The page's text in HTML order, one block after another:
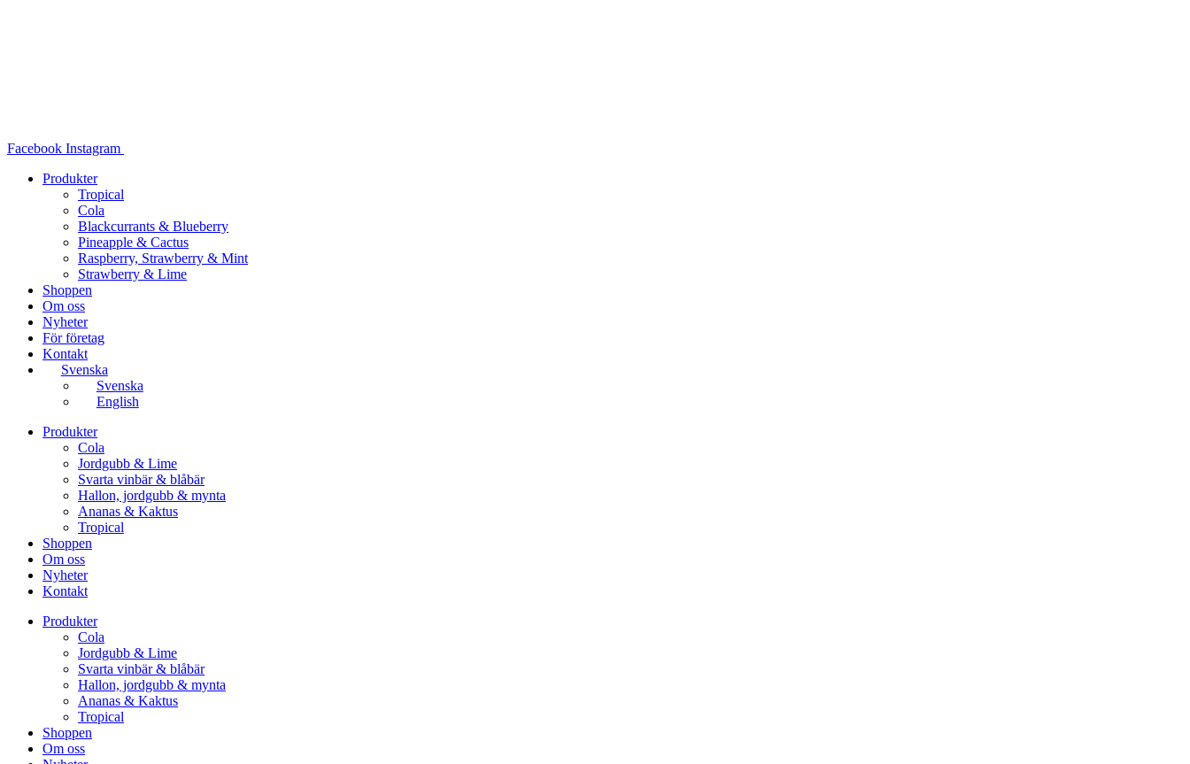
Facebook Instagram
Produkter
Tropical
Cola
Blackcurrants & Blueberry
Pineapple & Cactus
Raspberry, Strawberry & Mint
Strawberry & Lime
Shoppen
Om oss
Nyheter
För företag
Kontakt
Svenska
Svenska
English
Produkter
Cola
Jordgubb & Lime
Svarta vinbär & blåbär
Hallon, jordgubb & mynta
Ananas & Kaktus
Tropical
Shoppen
Om oss
Nyheter
Kontakt
Produkter
Cola
Jordgubb & Lime
Svarta vinbär & blåbär
Hallon, jordgubb & mynta
Ananas & Kaktus
Tropical
Shoppen
Om oss